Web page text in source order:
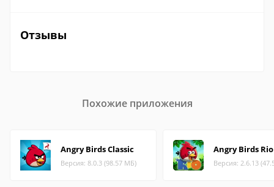
Отзывы
Похожие приложения
Angry Birds Classic
Версия: 8.0.3 (98.57 МБ)
Angry Birds Rio
Версия: 2.6.13